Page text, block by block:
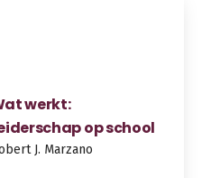
werkt:
op school
J. Marzano